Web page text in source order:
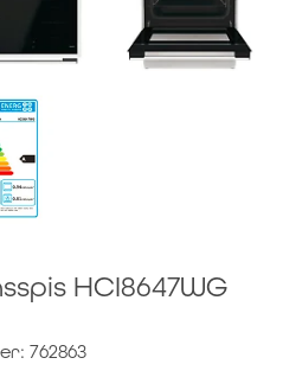
HCI8647WG
762863